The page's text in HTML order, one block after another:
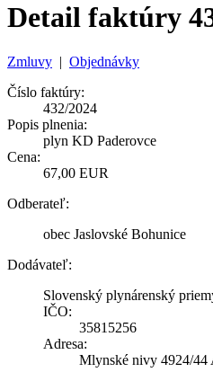
Detail faktúry
Zmluvy | Objednávky
Číslo faktúry:
432/2024
Popis plnenia:
plyn KD Paderovce
Cena:
67,00 EUR
Odberateľ:
obec Jaslovské Bohunice
Dodávateľ:
Slovenský plynárenský
IČO:
35815256
Adresa:
Mlynské nivy 4924/44